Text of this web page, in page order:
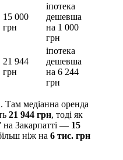
15 000
грн
іпотека
дешевша
на 1 000
грн
21 944
грн
іпотека
дешевша
на 6 244
грн
медіанна оренда
21 944 грн, тоді як
на Закарпатті — 15
ніж на 6 тис. грн